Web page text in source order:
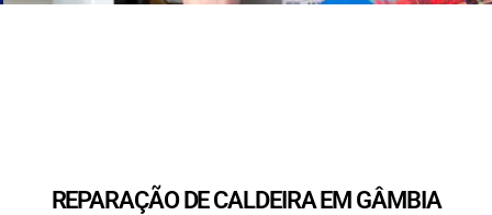
REPARAÇÃO DE CALDEIRA EM GÂMBIA